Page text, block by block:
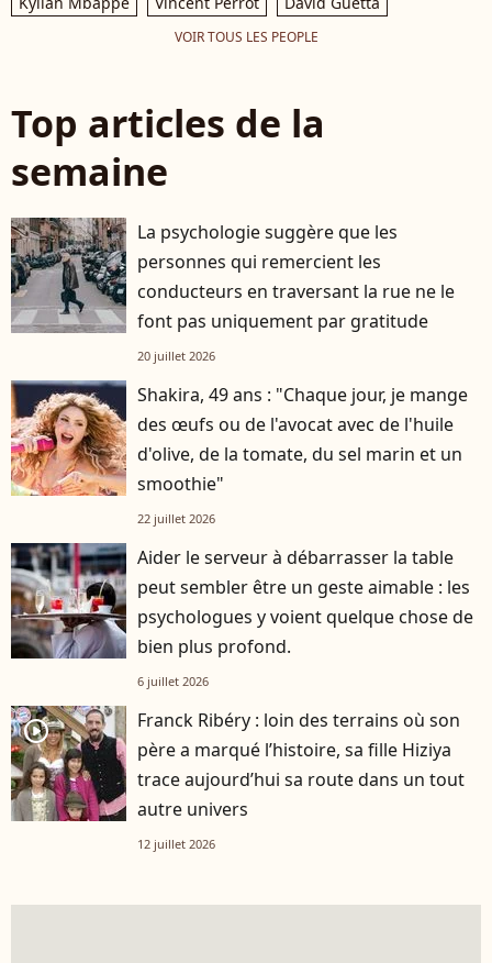
VOIR TOUS LES PEOPLE
Top articles de la
semaine
La psychologie suggère que les
personnes qui remercient les
conducteurs en traversant la rue ne le
font pas uniquement par gratitude
20 juillet 2026
Shakira, 49 ans : "Chaque jour, je mange
des œufs ou de l'avocat avec de l'huile
d'olive, de la tomate, du sel marin et un
smoothie"
22 juillet 2026
Aider le serveur à débarrasser la table
peut sembler être un geste aimable : les
psychologues y voient quelque chose de
bien plus profond.
6 juillet 2026
player2
Franck Ribéry : loin des terrains où son
père a marqué l’histoire, sa fille Hiziya
trace aujourd’hui sa route dans un tout
autre univers
12 juillet 2026